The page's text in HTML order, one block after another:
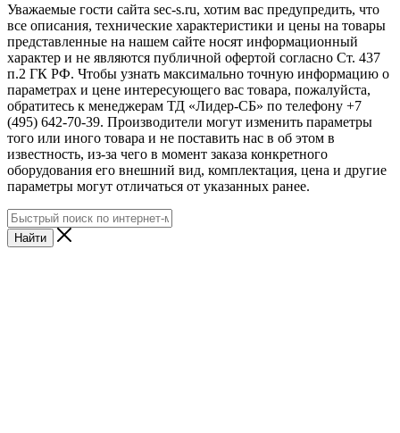
Уважаемые гости сайта sec-s.ru, хотим вас предупредить, что
все описания, технические характеристики и цены на товары
представленные на нашем сайте носят информационный
характер и не являются публичной офертой согласно Ст. 437
п.2 ГК РФ. Чтобы узнать максимально точную информацию о
параметрах и цене интересующего вас товара, пожалуйста,
обратитесь к менеджерам ТД «Лидер-СБ» по телефону +7
(495) 642-70-39. Производители могут изменить параметры
того или иного товара и не поставить нас в об этом в
известность, из-за чего в момент заказа конкретного
оборудования его внешний вид, комплектация, цена и другие
параметры могут отличаться от указанных ранее.
Найти